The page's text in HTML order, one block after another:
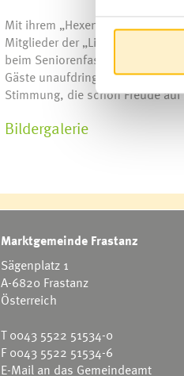
Mit ihrem „Hexentanz“
Mitglieder der „Line Dance
beim Seniorenfasching
Gäste unaufdringlich, aber
Stimmung, die schon Freude
Bildergalerie
Marktgemeinde Frastanz
Sägenplatz 1
A-6820 Frastanz
Österreich
T0043 5522 51534-0
F 0043 5522 51534-6
E-Mail an das Gemeindeamt